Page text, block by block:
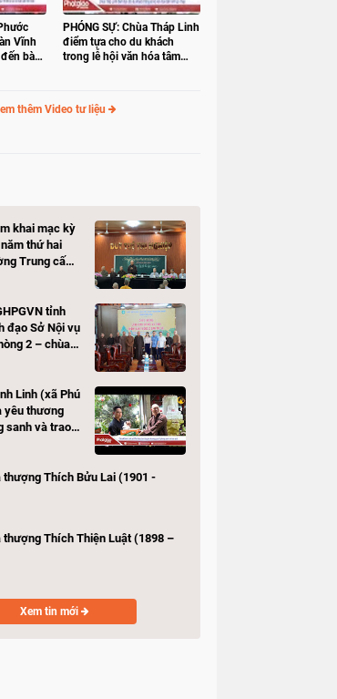
Vĩnh
bà
PHÓNG SỰ: Chùa Tháp Linh
điểm tựa cho du khách
trong lễ hội văn hóa tâm
thêm Video tư liệu
khai mạc kỳ
thứ hai
Trung cấp
Tháp
tỉnh
đạo Sở Nội vụ
2 – chùa
Linh (xã Phú
yêu thương
sanh và trao
con có hoàn
thượng Thích Bửu Lai (1901 -
thượng Thích Thiện Luật (1898 –
Xem tin mới